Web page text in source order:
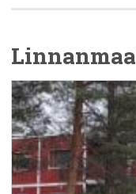
Linnanmaa